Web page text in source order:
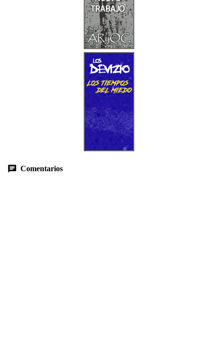
Comentarios